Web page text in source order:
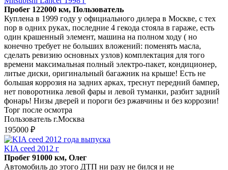
Пробег 122000 км, Пользователь
Куплена в 1999 году у официального дилера в Москве, с тех
пор в одних руках, последние 4 гекода стояла в гараже, есть
один крашенный элемент, машина на полном ходу ( но
конечно требует не больших вложений: поменять масла,
сделать ревизию основных узлов) комплектация для того
времени максимальная полный электро-пакет, кондиционер,
литые диски, оригинальный багажник на крыше! Есть не
большая коррозия на задних арках, треснут передний бампер,
нет поворотника левой фары и левой туманки, разбит задний
фонарь! Низы дверей и пороги без ржавчины и без коррозии!
Торг после осмотра
Пользователь г.Москва
195000 ₽
KIA ceed 2012 г
Пробег 91000 км, Олег
Автомобиль до этого ДТП ни разу не бился и не